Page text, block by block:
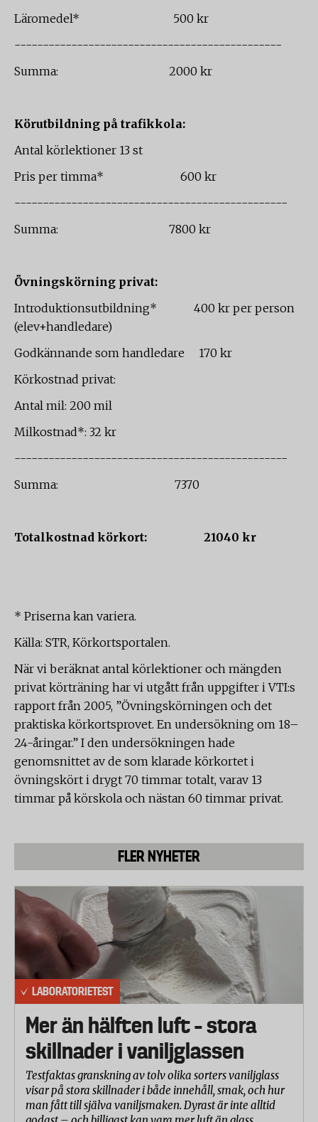
Läromedel* 500 kr
-----------------------------------------------
Summa: 2000 kr
Körutbildning på trafikkola:
Antal körlektioner 13 st
Pris per timma* 600 kr
------------------------------------------------
Summa: 7800 kr
Övningskörning privat:
Introduktionsutbildning* 400 kr per person
(elev+handledare)
Godkännande som handledare 170 kr
Körkostnad privat:
Antal mil: 200 mil
Milkostnad*: 32 kr
------------------------------------------------
Summa: 7370
Totalkostnad körkort: 21040 kr
* Priserna kan variera.
Källa: STR, Körkortsportalen.
När vi beräknat antal körlektioner och mängden
privat körträning har vi utgått från uppgifter i VTI:s
rapport från 2005, ”Övningskörningen och det
praktiska körkortsprovet. En undersökning om 18–
24-åringar.” I den undersökningen hade
genomsnittet av de som klarade körkortet i
övningskört i drygt 70 timmar totalt, varav 13
timmar på körskola och nästan 60 timmar privat.
FLER NYHETER
LABORATORIETEST
Mer än hälften luft – stora
skillnader i vaniljglassen
Testfaktas granskning av tolv olika sorters vaniljglass
visar på stora skillnader i både innehåll, smak, och hur
man fått till själva vaniljsmaken. Dyrast är inte alltid